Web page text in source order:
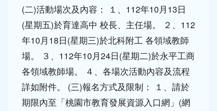
(二)活動場次及內容： １、112年10月13日
(星期五)於育達高中 校長、主任場。 ２、112
年10月18日(星期三)於北科附工 各領域教師
場。 ３、112年10月24日(星期二)於永平工商
各領域教師場。 ４、各場次活動內容及流程
詳如附件。 (三)報名方式及限制： １、請於
期限內至「桃園市教育發展資源入口網」(網